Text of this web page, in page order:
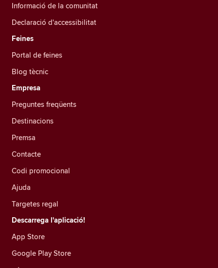
Informació de la comunitat
Declaració d'accessibilitat
Feines
Portal de feines
Blog tècnic
Empresa
Preguntes freqüents
Destinacions
Premsa
Contacte
Codi promocional
Ajuda
Targetes regal
Descarrega l'aplicació!
App Store
Google Play Store